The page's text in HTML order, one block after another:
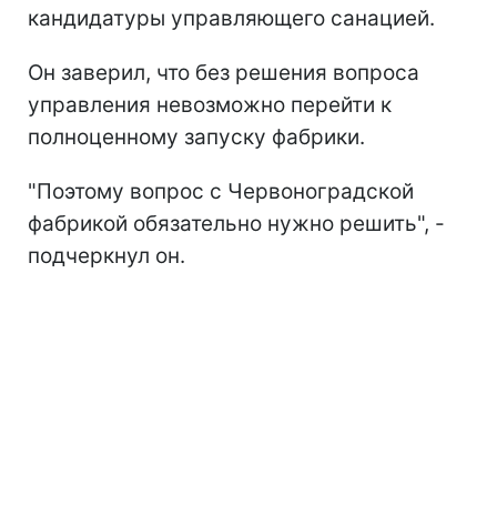
кандидатуры управляющего санацией.
Он заверил, что без решения вопроса
управления невозможно перейти к
полноценному запуску фабрики.
"Поэтому вопрос с Червоноградской
фабрикой обязательно нужно решить", -
подчеркнул он.